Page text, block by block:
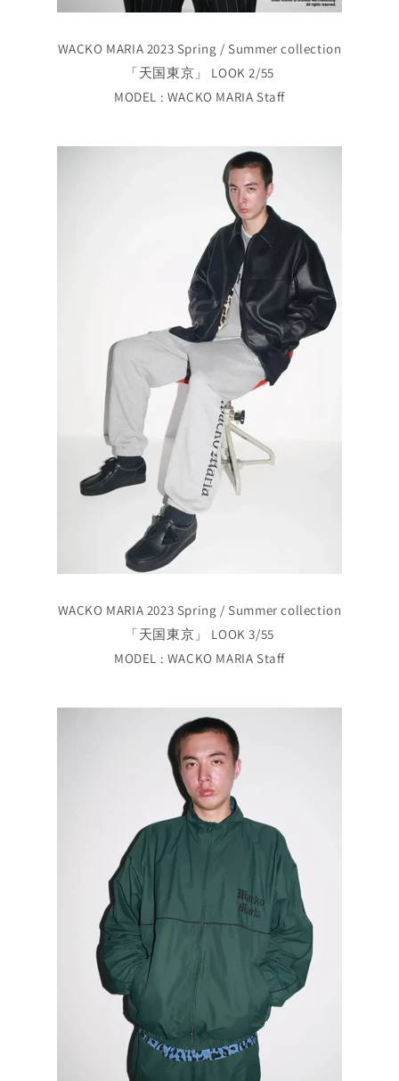
WACKO MARIA 2023 Spring / Summer collection
「天国東京」 LOOK 2/55
MODEL : WACKO MARIA Staff
WACKO MARIA 2023 Spring / Summer collection
「天国東京」 LOOK 3/55
MODEL : WACKO MARIA Staff